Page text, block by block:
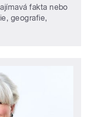
fakta nebo
geografie,